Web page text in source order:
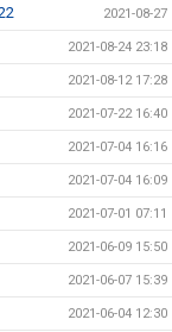
2021-08-27
2021-08-24 23:18
2021-08-12 17:28
2021-07-22 16:40
2021-07-04 16:16
2021-07-04 16:09
2021-07-01 07:11
2021-06-09 15:50
2021-06-07 15:39
2021-06-04 12:30